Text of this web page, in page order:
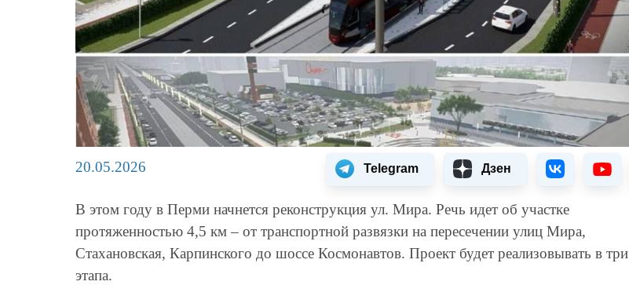
20.05.2026 Telegram Дзен
В этом году в Перми начнется реконструкция ул. Мира. Речь идет об участке
протяженностью 4,5 км – от транспортной развязки на пересечении улиц Мира,
Стахановская, Карпинского до шоссе Космонавтов. Проект будет реализовывать в три
этапа.